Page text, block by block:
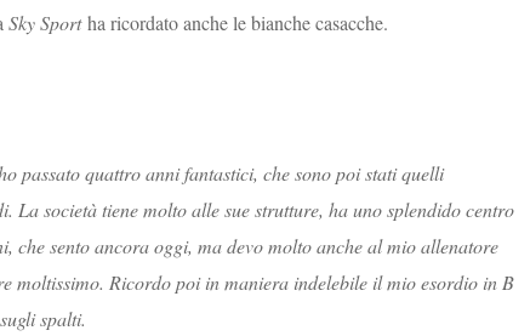
Sky Sportha ricordato anche le bianche casacche.
passato quattro anni fantastici, che sono poi stati quelli
La società tiene molto alle sue strutture, ha uno splendido centro
che sento ancora oggi, ma devo molto anche al mio allenatore
moltissimo. Ricordo poi in maniera indelebile il mio esordio in B
spalti.